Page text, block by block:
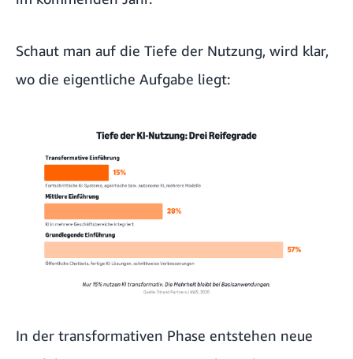
Schaut man auf die Tiefe der Nutzung, wird klar,
wo die eigentliche Aufgabe liegt:
In der transformativen Phase entstehen neue